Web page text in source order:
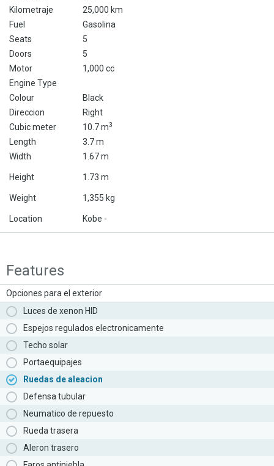
Kilometraje
25,000 km
Fuel
Gasolina
Seats
5
Doors
5
Motor
1,000 cc
Engine Type
Colour
Black
Direccion
Right
Cubic meter
10.7 m3
Length
3.7 m
Width
1.67 m
Height 1.73 m
Weight 1,355 kg
Location Kobe -
Features
Opciones para el exterior
Luces de xenon HID
Espejos regulados electronicamente
Techo solar
Portaequipajes
Ruedas de aleacion
Defensa tubular
Neumatico de repuesto
Rueda trasera
Aleron trasero